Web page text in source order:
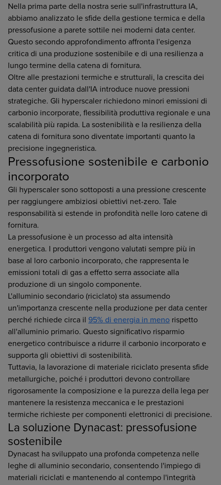
Nella prima parte della nostra serie sull'infrastruttura IA,
abbiamo analizzato le sfide della gestione termica e della
pressofusione a parete sottile nei moderni data center.
Questo secondo approfondimento affronta l'esigenza
critica di una produzione sostenibile e di una resilienza a
lungo termine della catena di fornitura.
Oltre alle prestazioni termiche e strutturali, la crescita dei
data center guidata dall'IA introduce nuove pressioni
strategiche. Gli hyperscaler richiedono minori emissioni di
carbonio incorporate, flessibilità produttiva regionale e una
scalabilità più rapida. La sostenibilità e la resilienza della
catena di fornitura sono diventate importanti quanto la
precisione ingegneristica.
Pressofusione sostenibile e carbonio
incorporato
Gli hyperscaler sono sottoposti a una pressione crescente
per raggiungere ambiziosi obiettivi net-zero. Tale
responsabilità si estende in profondità nelle loro catene di
fornitura.
La pressofusione è un processo ad alta intensità
energetica. I produttori vengono valutati sempre più in
base al loro carbonio incorporato, che rappresenta le
emissioni totali di gas a effetto serra associate alla
produzione di un singolo componente.
L'alluminio secondario (riciclato) sta assumendo
un'importanza crescente nella produzione per data center
perché richiede circa il 95% di energia in meno rispetto
all'alluminio primario. Questo significativo risparmio
energetico contribuisce a ridurre il carbonio incorporato e
supporta gli obiettivi di sostenibilità.
Tuttavia, la lavorazione di materiale riciclato presenta sfide
metallurgiche, poiché i produttori devono controllare
rigorosamente la composizione e la purezza della lega per
mantenere la resistenza meccanica e le prestazioni
termiche richieste per componenti elettronici di precisione.
La soluzione Dynacast: pressofusione
sostenibile
Dynacast ha sviluppato una profonda competenza nelle
leghe di alluminio secondario, consentendo l'impiego di
materiali riciclati e mantenendo al contempo l'integrità